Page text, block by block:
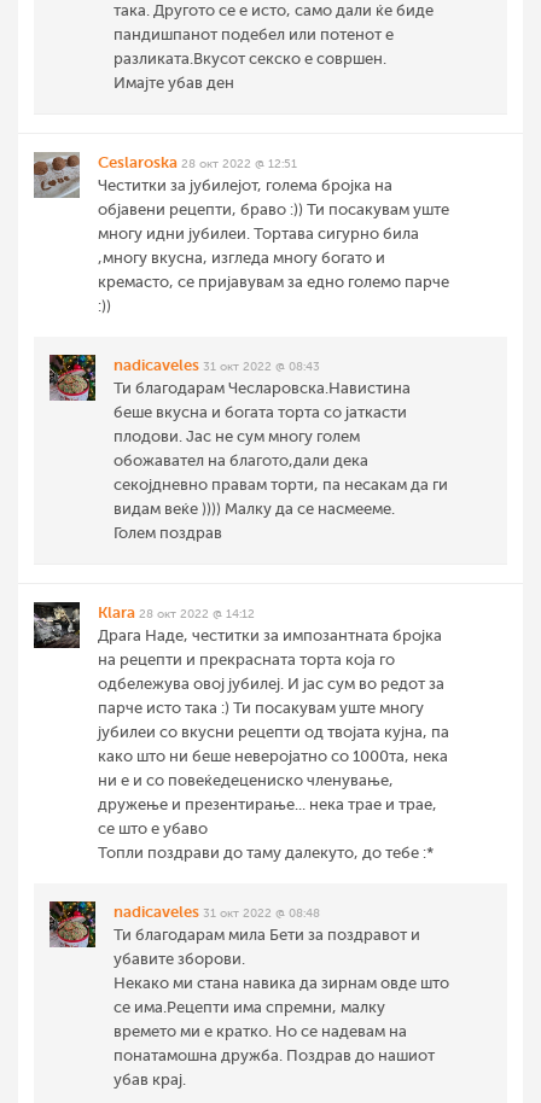
така. Другото се е исто, само дали ќе биде
пандишпанот подебел или потенот е
разликата.Вкусот секско е совршен.
Имајте убав ден
Ceslaroska 28 окт 2022 @ 12:51
Честитки за јубилејот, голема бројка на
објавени рецепти, браво :)) Ти посакувам уште
многу идни јубилеи. Тортава сигурно била
,многу вкусна, изгледа многу богато и
кремасто, се пријавувам за едно големо парче
:))
nadicaveles 31 окт 2022 @ 08:43
Ти благодарам Чесларовска.Навистина
беше вкусна и богата торта со јаткасти
плодови. Јас не сум многу голем
обожавател на благото,дали дека
секојдневно правам торти, па несакам да ги
видам веќе )))) Малку да се насмееме.
Голем поздрав
Klara 28 окт 2022 @ 14:12
Драга Наде, честитки за импозантната бројка
на рецепти и прекрасната торта која го
одбележува овој јубилеј. И јас сум во редот за
парче исто така :) Ти посакувам уште многу
јубилеи со вкусни рецепти од твојата кујна, па
како што ни беше неверојатно со 1000та, нека
ни е и со повеќедецениско членување,
дружење и презентирање... нека трае и трае,
се што е убаво
Топли поздрави до таму далекуто, до тебе :*
nadicaveles 31 окт 2022 @ 08:48
Ти благодарам мила Бети за поздравот и
убавите зборови.
Некако ми стана навика да зирнам овде што
се има.Рецепти има спремни, малку
времето ми е кратко. Но се надевам на
понатамошна дружба. Поздрав до нашиот
убав крај.